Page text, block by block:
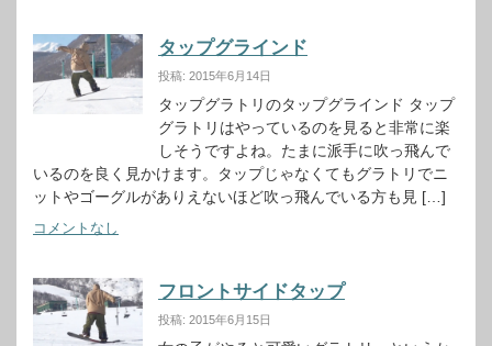
タップグラインド
投稿: 2015年6月14日
タップグラトリのタップグラインド タップ
グラトリはやっているのを見ると非常に楽
しそうですよね。たまに派手に吹っ飛んで
いるのを良く見かけます。タップじゃなくてもグラトリでニ
ットやゴーグルがありえないほど吹っ飛んでいる方も見 […]
コメントなし
フロントサイドタップ
投稿: 2015年6月15日